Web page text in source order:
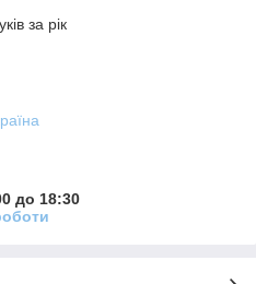
за рік
до 18:30